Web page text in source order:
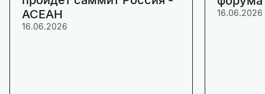
АСЕАН
16.06.2026
16.06.2026